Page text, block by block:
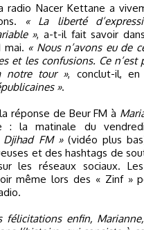
radio Nacer Kettane a
« La liberté
», a-t-il fait savoir
mai. « Nous n’avons eu de
et les confusions. Ce n’est
notre tour », conclut-il, en
».
réponse de Beur FM à
: la matinale du
Djihad FM »(vidéo plus
et des hashtags de
les réseaux sociaux.
même lors des « Zinf »
félicitations enfin,